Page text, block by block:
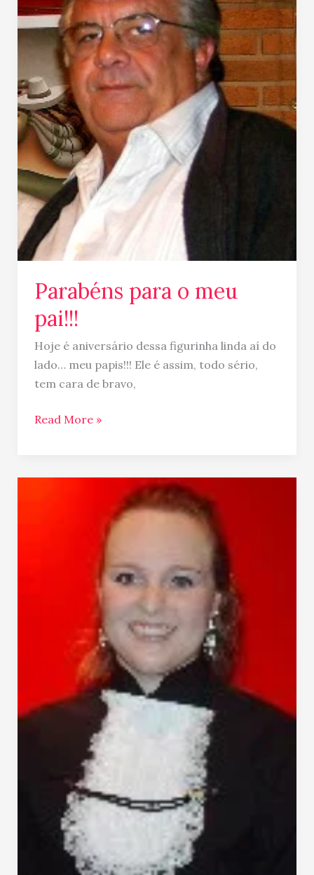
Parabéns para o meu
pai!!!
Hoje é aniversário dessa figurinha linda aí do
lado… meu papis!!! Ele é assim, todo sério,
tem cara de bravo,
Read More »